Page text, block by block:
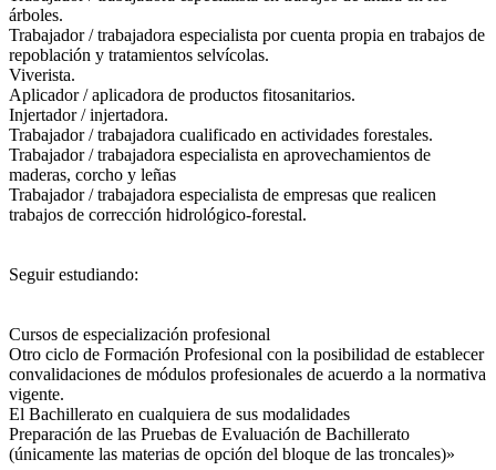
árboles.
Trabajador / trabajadora especialista por cuenta propia en trabajos de
repoblación y tratamientos selvícolas.
Viverista.
Aplicador / aplicadora de productos fitosanitarios.
Injertador / injertadora.
Trabajador / trabajadora cualificado en actividades forestales.
Trabajador / trabajadora especialista en aprovechamientos de
maderas, corcho y leñas
Trabajador / trabajadora especialista de empresas que realicen
trabajos de corrección hidrológico-forestal.
Seguir estudiando:
Cursos de especialización profesional
Otro ciclo de Formación Profesional con la posibilidad de establecer
convalidaciones de módulos profesionales de acuerdo a la normativa
vigente.
El Bachillerato en cualquiera de sus modalidades
Preparación de las Pruebas de Evaluación de Bachillerato
(únicamente las materias de opción del bloque de las troncales)»